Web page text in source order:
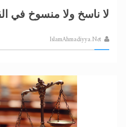
لا ناسخ ولا منسوخ في
IslamAhmadiyya.Net